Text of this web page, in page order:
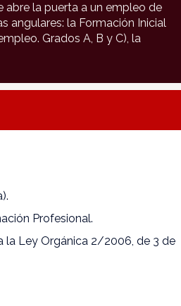
abre la puerta a un empleo de
angulares: la Formación Inicial
Grados A, B y C), la
Profesional.
la Ley Orgánica 2/2006, de 3 de